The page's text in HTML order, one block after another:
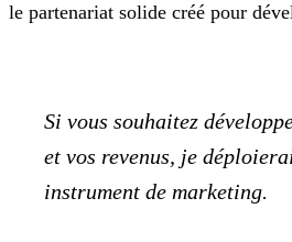
le partenariat solide créé pour
Si vous souhaitez
et vos revenus, je
instrument de marketing.